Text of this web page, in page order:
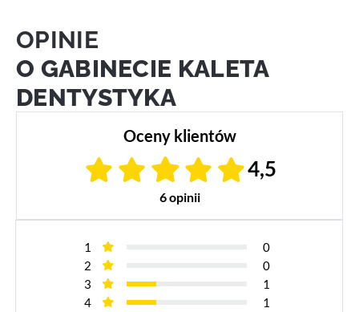
OPINIE
O GABINECIE KALETA
DENTYSTYKA
Oceny klientów
4,5
6 opinii
1
0
2
0
3
1
4
1